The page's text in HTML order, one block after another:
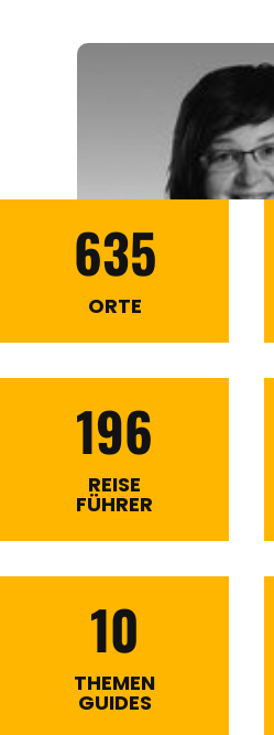
635
ORTE
196
REISE
FÜHRER
10
THEMEN
GUIDES